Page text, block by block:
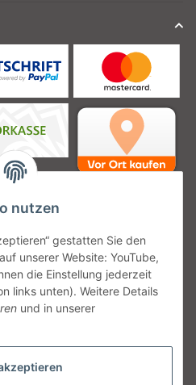
nutzen
gestatten Sie den
unserer Website: YouTube,
die Einstellung jederzeit
links unten). Weitere Details
und in unserer